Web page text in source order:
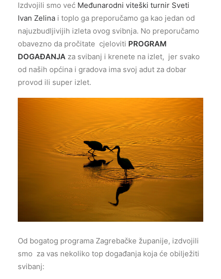
Izdvojili smo već Međunarodni viteški turnir Sveti
Ivan Zelina i toplo ga preporučamo ga kao jedan od
najuzbudljivijih izleta ovog svibnja. No preporučamo
obavezno da pročitate cjeloviti PROGRAM
DOGAĐANJA za svibanj i krenete na izlet, jer svako
od naših općina i gradova ima svoj adut za dobar
provod ili super izlet.
Od bogatog programa Zagrebačke županije, izdvojili
smo za vas nekoliko top događanja koja će obilježiti
svibanj: